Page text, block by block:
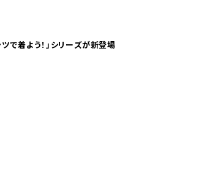
「 世界の空港をTシャツで着よう！」シリーズが新登場